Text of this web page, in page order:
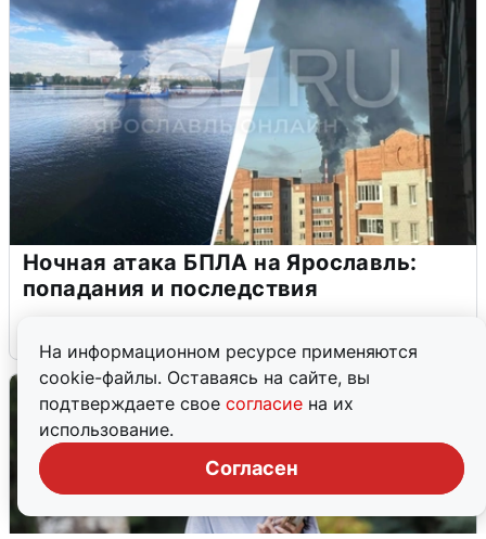
На информационном ресурсе применяются
cookie-файлы. Оставаясь на сайте, вы
подтверждаете свое согласие на их
использование.
Согласен
Ночная атака БПЛА на Ярославль:
попадания и последствия